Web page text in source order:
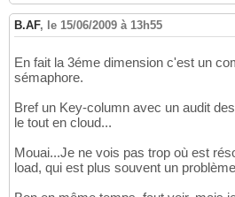
B.AF, le 15/06/2009 à 13h55
En fait la 3éme dimension c'est un
sémaphore.
Bref un Key-column avec un audit
le tout en cloud...
Mouai...Je ne vois pas trop où est
load, qui est plus souvent un